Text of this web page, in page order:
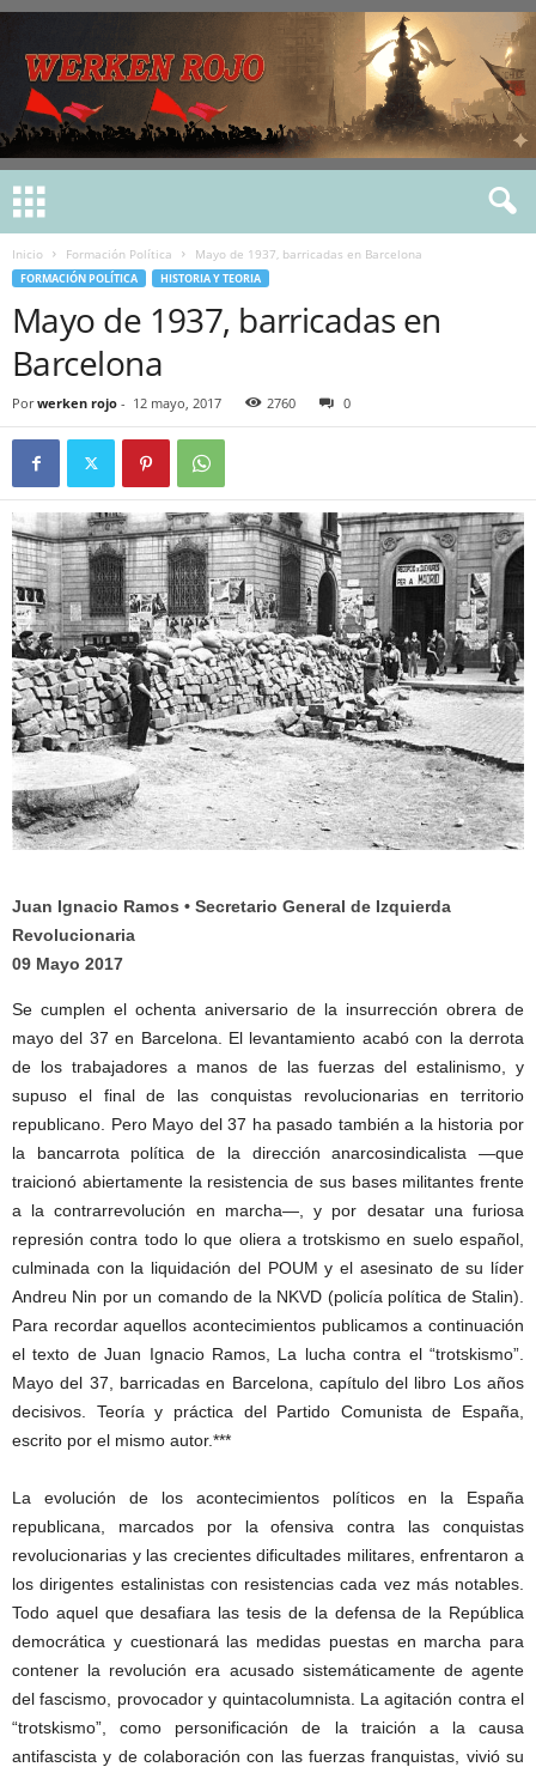
Inicio Formación Política Mayo de 1937, barricadas en Barcelona
FORMACIÓN POLÍTICA HISTORIA Y TEORIA
Mayo de 1937, barricadas en
Barcelona
Por werken rojo - 12 mayo, 2017 2760 0
Juan Ignacio Ramos • Secretario General de Izquierda
Revolucionaria
09 Mayo 2017
Se cumplen el ochenta aniversario de la insurrección obrera de
mayo del 37 en Barcelona. El levantamiento acabó con la derrota
de los trabajadores a manos de las fuerzas del estalinismo, y
supuso el final de las conquistas revolucionarias en territorio
republicano. Pero Mayo del 37 ha pasado también a la historia por
la bancarrota política de la dirección anarcosindicalista —que
traicionó abiertamente la resistencia de sus bases militantes frente
a la contrarrevolución en marcha—, y por desatar una furiosa
represión contra todo lo que oliera a trotskismo en suelo español,
culminada con la liquidación del POUM y el asesinato de su líder
Andreu Nin por un comando de la NKVD (policía política de Stalin).
Para recordar aquellos acontecimientos publicamos a continuación
el texto de Juan Ignacio Ramos, La lucha contra el “trotskismo”.
Mayo del 37, barricadas en Barcelona, capítulo del libro Los años
decisivos. Teoría y práctica del Partido Comunista de España,
escrito por el mismo autor.***
La evolución de los acontecimientos políticos en la España
republicana, marcados por la ofensiva contra las conquistas
revolucionarias y las crecientes dificultades militares, enfrentaron a
los dirigentes estalinistas con resistencias cada vez más notables.
Todo aquel que desafiara las tesis de la defensa de la República
democrática y cuestionará las medidas puestas en marcha para
contener la revolución era acusado sistemáticamente de agente
del fascismo, provocador y quintacolumnista. La agitación contra el
“trotskismo”, como personificación de la traición a la causa
antifascista y de colaboración con las fuerzas franquistas, vivió su